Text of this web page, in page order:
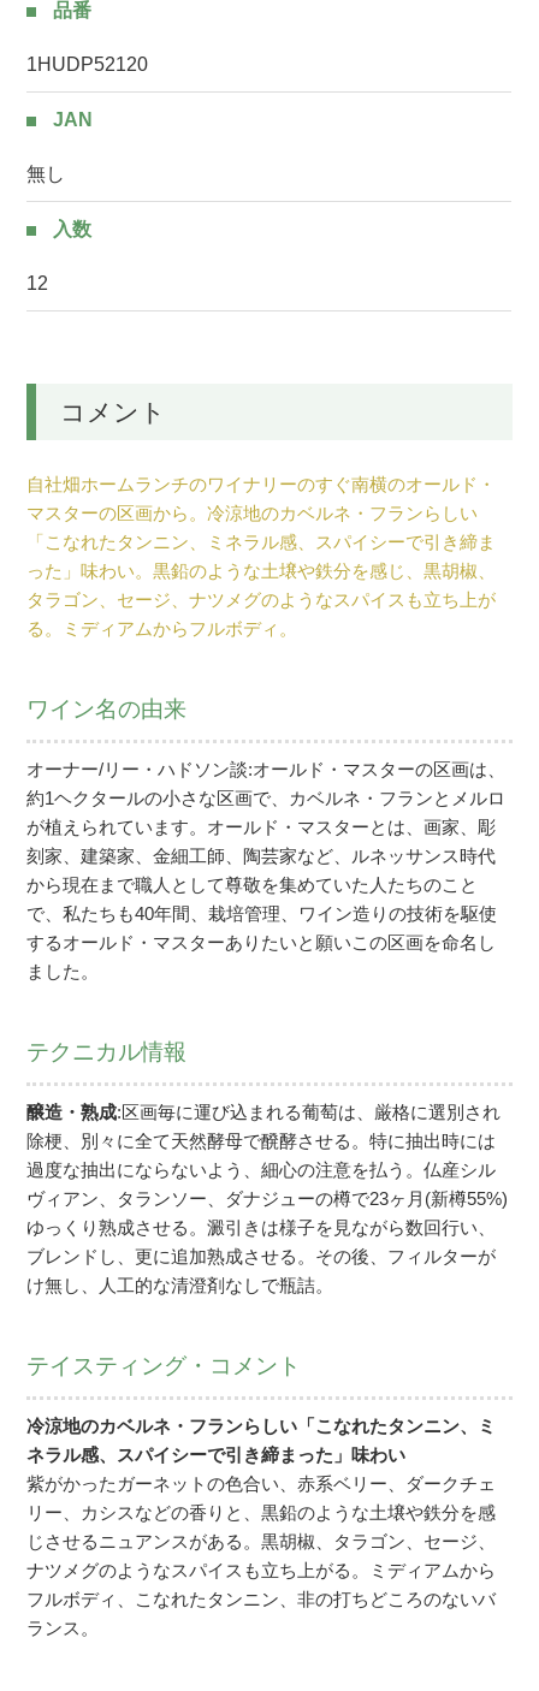
品番
1HUDP52120
JAN
無し
入数
12
コメント
自社畑ホームランチのワイナリーのすぐ南横のオールド・
マスターの区画から。冷涼地のカベルネ・フランらしい
「こなれたタンニン、ミネラル感、スパイシーで引き締ま
った」味わい。黒鉛のような土壌や鉄分を感じ、黒胡椒、
タラゴン、セージ、ナツメグのようなスパイスも立ち上が
る。ミディアムからフルボディ。
ワイン名の由来
オーナー/リー・ハドソン談:オールド・マスターの区画は、
約1ヘクタールの小さな区画で、カベルネ・フランとメルロ
が植えられています。オールド・マスターとは、画家、彫
刻家、建築家、金細工師、陶芸家など、ルネッサンス時代
から現在まで職人として尊敬を集めていた人たちのこと
で、私たちも40年間、栽培管理、ワイン造りの技術を駆使
するオールド・マスターありたいと願いこの区画を命名し
ました。
テクニカル情報
醸造・熟成:区画毎に運び込まれる葡萄は、厳格に選別され
除梗、別々に全て天然酵母で醗酵させる。特に抽出時には
過度な抽出にならないよう、細心の注意を払う。仏産シル
ヴィアン、タランソー、ダナジューの樽で23ヶ月(新樽55%)
ゆっくり熟成させる。澱引きは様子を見ながら数回行い、
ブレンドし、更に追加熟成させる。その後、フィルターが
け無し、人工的な清澄剤なしで瓶詰。
テイスティング・コメント
冷涼地のカベルネ・フランらしい「こなれたタンニン、ミ
ネラル感、スパイシーで引き締まった」味わい
紫がかったガーネットの色合い、赤系ベリー、ダークチェ
リー、カシスなどの香りと、黒鉛のような土壌や鉄分を感
じさせるニュアンスがある。黒胡椒、タラゴン、セージ、
ナツメグのようなスパイスも立ち上がる。ミディアムから
フルボディ、こなれたタンニン、非の打ちどころのないバ
ランス。